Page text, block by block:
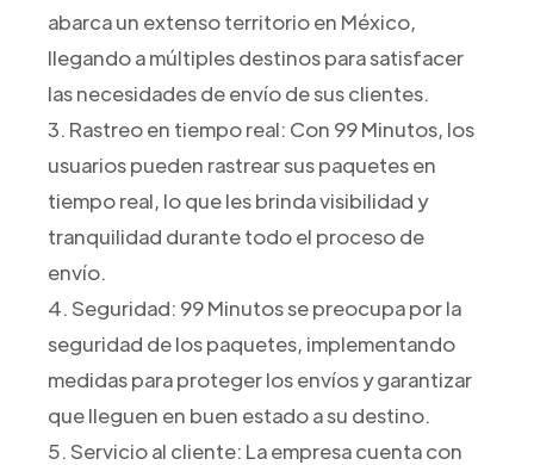
abarca un extenso territorio en México,
llegando a múltiples destinos para satisfacer
las necesidades de envío de sus clientes.
3. Rastreo en tiempo real: Con 99 Minutos, los
usuarios pueden rastrear sus paquetes en
tiempo real, lo que les brinda visibilidad y
tranquilidad durante todo el proceso de
envío.
4. Seguridad: 99 Minutos se preocupa por la
seguridad de los paquetes, implementando
medidas para proteger los envíos y garantizar
que lleguen en buen estado a su destino.
5. Servicio al cliente: La empresa cuenta con